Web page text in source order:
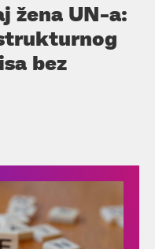
žena UN-a:
bez